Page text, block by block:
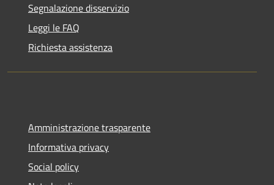
Segnalazione disservizio
Leggi le FAQ
Richiesta assistenza
Amministrazione trasparente
Informativa privacy
Social policy